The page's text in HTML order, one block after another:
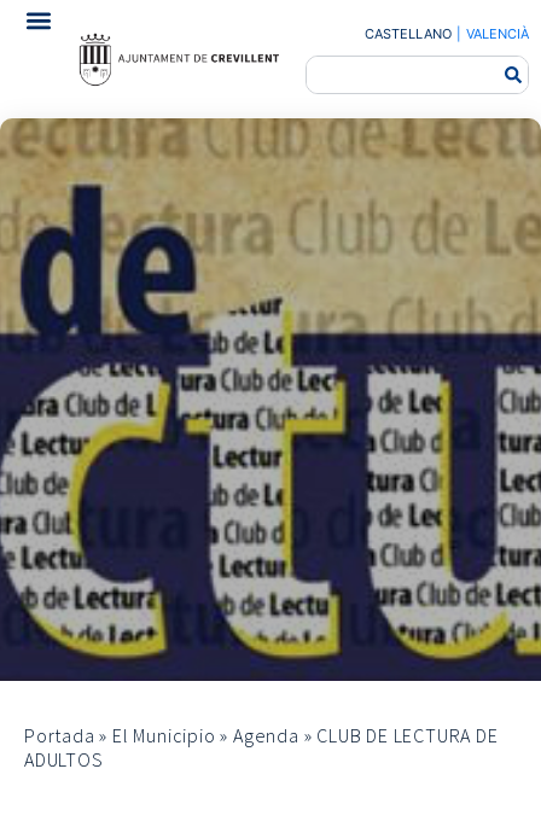
CASTELLANO VALENCIÀ
Portada » El Municipio »Agenda » CLUB DE LECTURA DE
ADULTOS